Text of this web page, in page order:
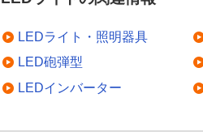
LEDライト・照明器具
LED砲弾型
LEDインバーター